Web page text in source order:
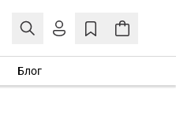
ЛИЧНЫЙ КАБИНЕТ
Блог